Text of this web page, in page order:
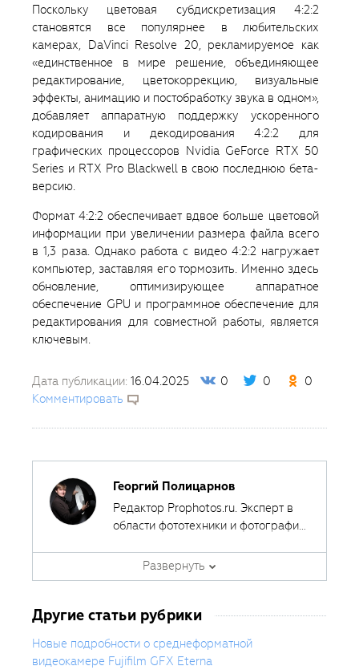
Поскольку цветовая субдискретизация 4:2:2
становятся все популярнее в любительских
камерах, DaVinci Resolve 20, рекламируемое как
«единственное в мире решение, объединяющее
редактирование, цветокоррекцию, визуальные
эффекты, анимацию и постобработку звука в одном»,
добавляет аппаратную поддержку ускоренного
кодирования и декодирования 4:2:2 для
графических процессоров Nvidia GeForce RTX 50
Series и RTX Pro Blackwell в свою последнюю бета-
версию.
Формат 4:2:2 обеспечивает вдвое больше цветовой
информации при увеличении размера файла всего
в 1,3 раза. Однако работа с видео 4:2:2 нагружает
компьютер, заставляя его тормозить. Именно здесь
обновление, оптимизирующее аппаратное
обеспечение GPU и программное обеспечение для
редактирования для совместной работы, является
ключевым.
Дата публикации: 16.04.2025 0 0
0
Комментировать
Георгий Полицарнов
Редактор Prophotos.ru. Эксперт в
области фототехники и фотографии,
фотооборудования с 2007 года.
Является автором ряда обучающих
Развернуть
Другие статьи рубрики
Новые подробности о среднеформатной
видеокамере Fujifilm GFX Eterna